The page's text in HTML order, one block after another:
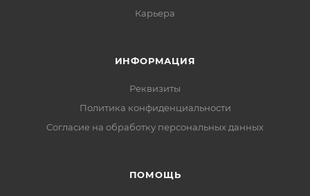
Карьера
ИНФОРМАЦИЯ
Реквизиты
Политика конфиденциальности
Cогласие на обработку персональных данных
ПОМОЩЬ